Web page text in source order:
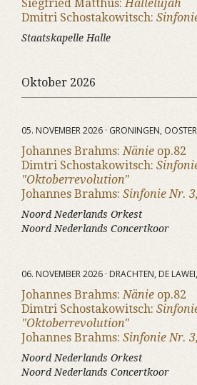
Siegfried Matthus:Hallelujah
Dmitri Schostakowitsch:
Staatskapelle Halle
Oktober 2026
05. NOVEMBER 2026 · GRONINGEN,
Johannes Brahms:Nänie op.82
Dimtri Schostakowitsch:
"Oktoberrevolution"
Johannes Brahms: Sinfonie Nr.
Noord Nederlands Orkest
Noord Nederlands Concertkoor
06. NOVEMBER 2026 · DRACHTEN, DE
Johannes Brahms:Nänie op.82
Dimtri Schostakowitsch:
"Oktoberrevolution"
Johannes Brahms: Sinfonie Nr.
Noord Nederlands Orkest
Noord Nederlands Concertkoor